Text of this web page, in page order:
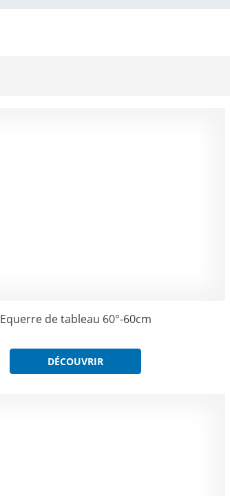
Equerre de tableau 60°-60cm
DÉCOUVRIR